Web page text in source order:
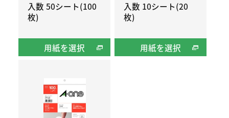
入数 50シート(100
枚)
用紙を選択
入数 10シート(20
枚)
用紙を選択